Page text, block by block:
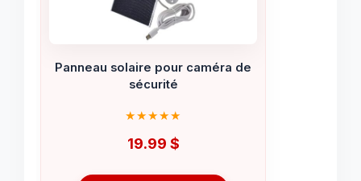
Panneau solaire pour caméra de
sécurité
19.99 $